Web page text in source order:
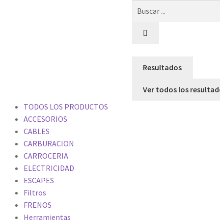
Resultados
Ver todos los
TODOS LOS PRODUCTOS
ACCESORIOS
CABLES
CARBURACION
CARROCERIA
ELECTRICIDAD
ESCAPES
Filtros
FRENOS
Herramientas